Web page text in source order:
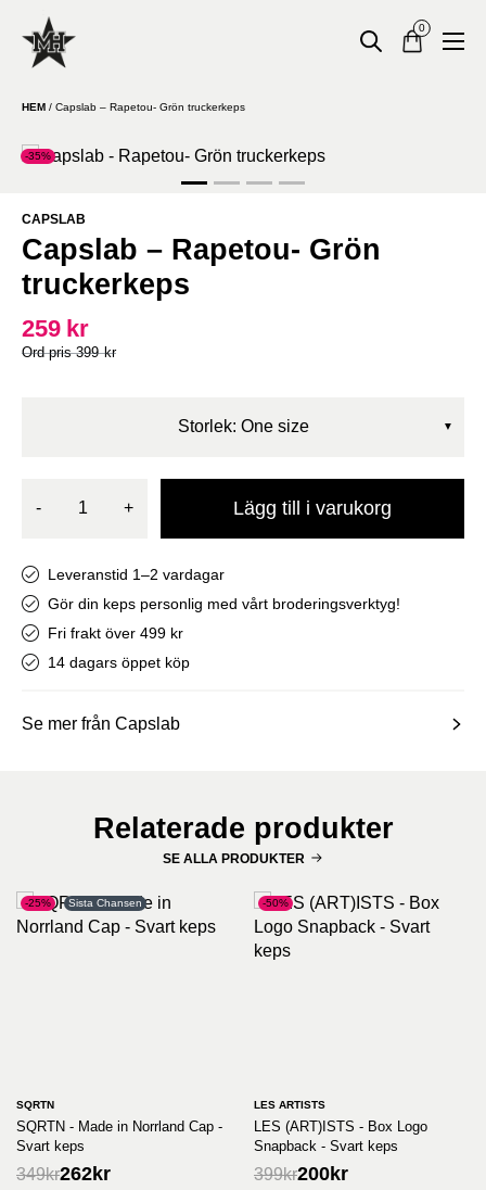
0
HEM / Capslab – Rapetou- Grön truckerkeps
-35%
CAPSLAB
Capslab – Rapetou- Grön
truckerkeps
399 kr
259 kr
Storlek: One size
- + Lägg till i varukorg
Leveranstid 1–2 vardagar
Gör din keps personlig med vårt broderingsverktyg!
Fri frakt över 499 kr
14 dagars öppet köp
Se mer från Capslab
Relaterade produkter
SE ALLA PRODUKTER
-25% Sista Chansen
SQRTN
SQRTN - Made in Norrland Cap -
Svart keps
349kr262kr
-50%
LES ARTISTS
LES (ART)ISTS - Box Logo
Snapback - Svart keps
399kr200kr